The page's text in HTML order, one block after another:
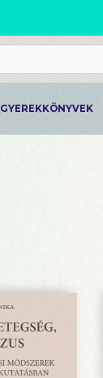
GYEREKKÖNYVEK